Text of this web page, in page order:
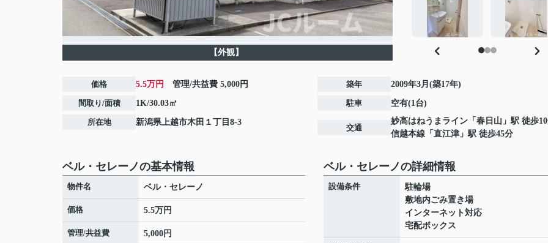
【外観】
価格 5.5万円 管理/共益費 5,000円
間取り/面積 1K/30.03㎡
所在地 新潟県上越市木田 １丁目8-3
築年 2009年3月(築17年)
駐車 空有(1台)
交通
妙高はねうまライン 「 春日山 」駅 徒歩
信越本線 「 直江津 」駅 徒歩45分
ベル・セレーノの基本情報
物件名 ベル・セレーノ
価格 5.5万円
管理/共益費 5,000円
ベル・セレーノの詳細情報
設備条件
駐輪場
敷地内ごみ置き場
インターネット対応
宅配ボックス